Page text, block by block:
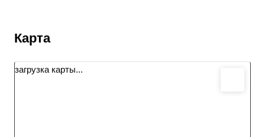
Карта
загрузка карты...